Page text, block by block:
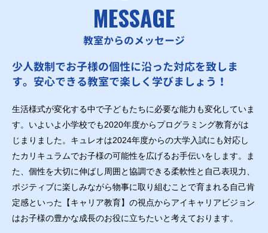
MESSAGE
教室からのメッセージ
少人数制でお子様の個性に沿った対応を致しま
す。安心できる教室で楽しく学びましょう！
生活様式が変化する中で子どもたちに必要な能力も変化していま
す。いよいよ小学校でも2020年度からプログラミング教育がは
じまりました。キュレオは2024年度からの大学入試にも対応し
たカリキュラムでお子様の可能性を広げるお手伝いをします。ま
た、個性を大切に伸ばし周囲と協調できる柔軟性と自己表現力、
ポジティブに楽しみながら物事に取り組むことで育まれる自己肯
定感といった【キャリア教育】の視点からアイキャリアビジョン
はお子様の豊かな成長のお役に立ちたいと考えております。